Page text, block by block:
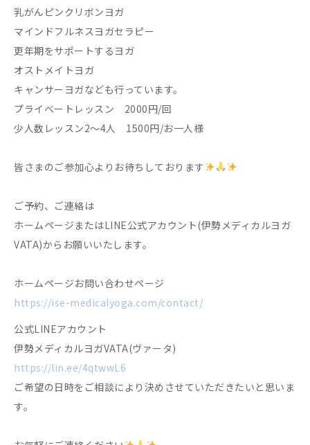
乳がんピンクリボンヨガ
マインドフルネスヨガセラピー
更年期をサポートするヨガ
オストメイトヨガ
キャンサーヨガなども行っています。
プライベートレッスン 2000円/回
少人数レッスン2〜4人 1500円/お一人様
皆さまのご参加心よりお待ちしております
ご予約、ご連絡は
ホームページまたはLINE公式アカウント(伊勢メディカルヨガ
VATA)からお願いいたします。
ホームページお問い合わせページ
https://ise-medicalyoga.com/contact/
公式LINEアカウント
伊勢メディカルヨガVATA(ヴァータ)
https://lin.ee/4qtwwL6
ご希望の日時をご相談により決めさせていただきたいと思いま
す。